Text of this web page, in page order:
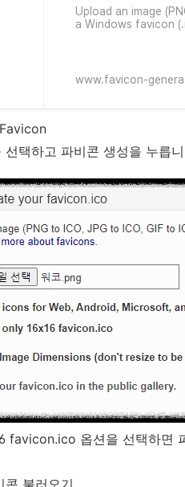
Upload an image
a Windows favicon
www.favicon-
선택하고 파비콘 생성을 누릅
favicon.ico 옵션을 선택하면